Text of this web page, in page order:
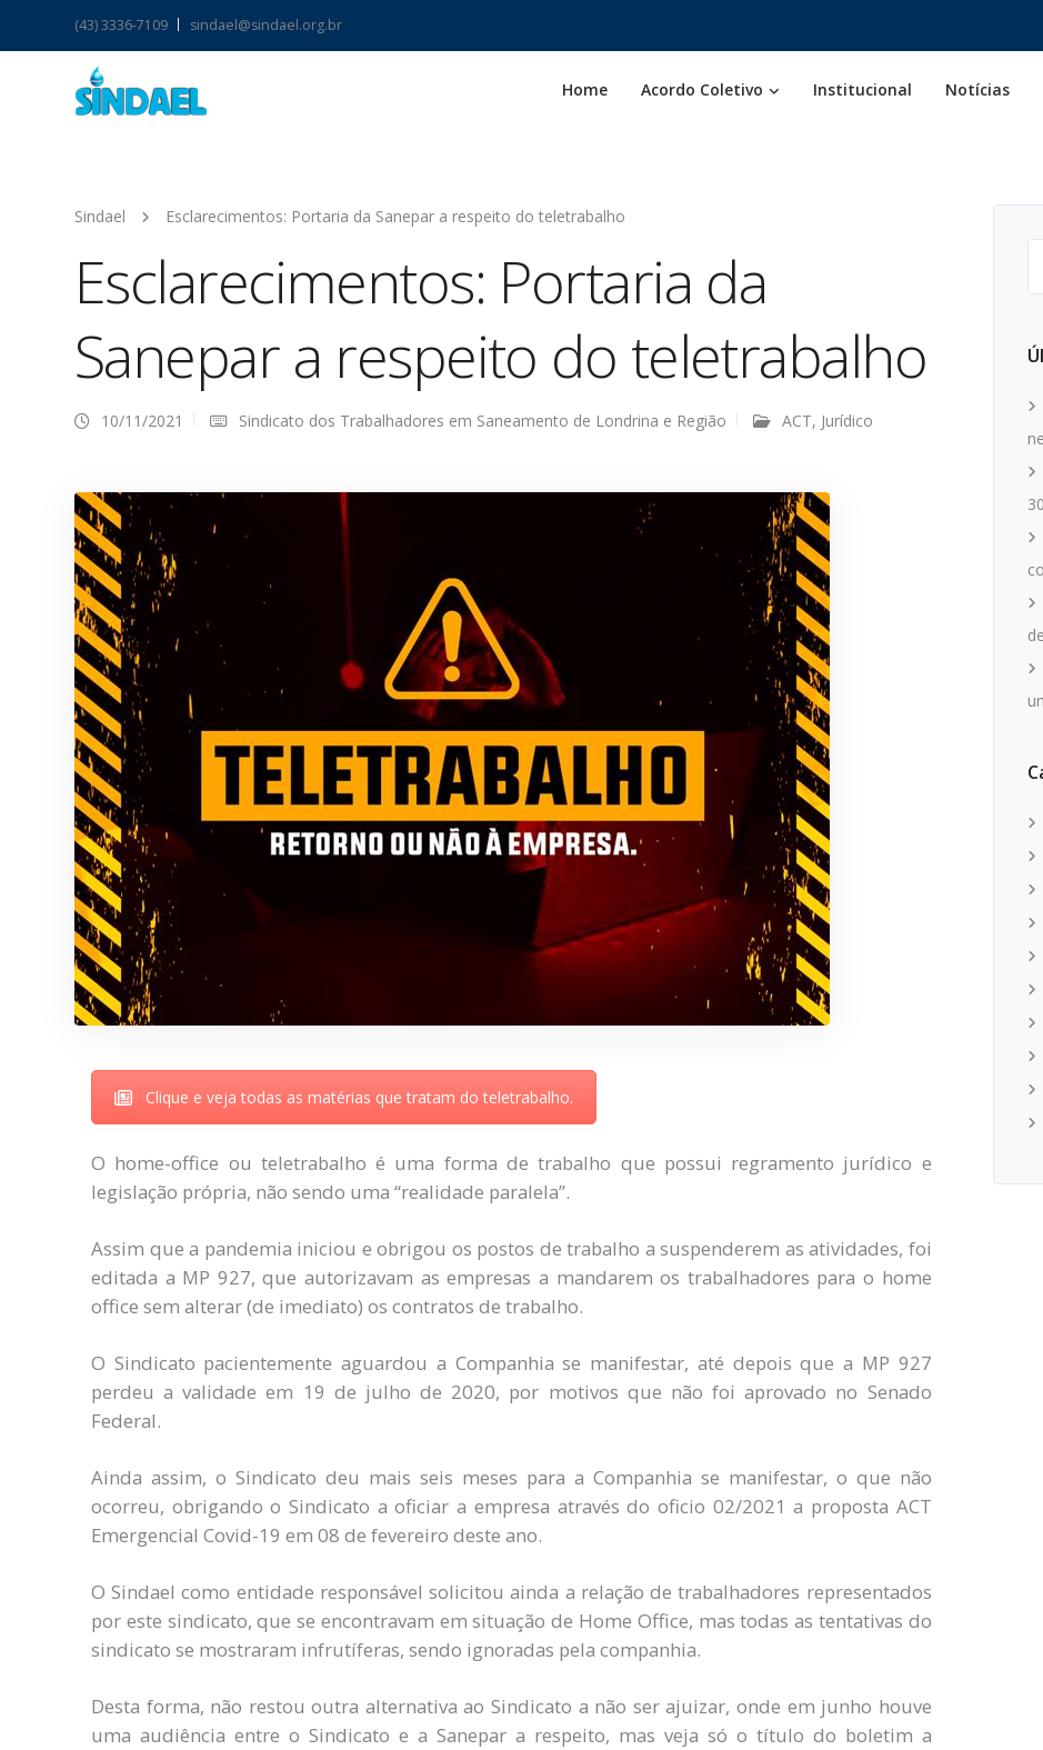
(43) 3336-7109 sindael@sindael.org.br
Home Acordo Coletivo Institucional Notícias
Sindael Esclarecimentos: Portaria da Sanepar a respeito do teletrabalho
Esclarecimentos: Portaria da
Sanepar a respeito do teletrabalho
10/11/2021 Sindicato dos Trabalhadores em Saneamento de Londrina e Região ACT, Jurídico
Clique e veja todas as matérias que tratam do teletrabalho.
O home-office ou teletrabalho é uma forma de trabalho que possui regramento jurídico e
legislação própria, não sendo uma “realidade paralela”.
Assim que a pandemia iniciou e obrigou os postos de trabalho a suspenderem as atividades, foi
editada a MP 927, que autorizavam as empresas a mandarem os trabalhadores para o home
office sem alterar (de imediato) os contratos de trabalho.
O Sindicato pacientemente aguardou a Companhia se manifestar, até depois que a MP 927
perdeu a validade em 19 de julho de 2020, por motivos que não foi aprovado no Senado
Federal.
Ainda assim, o Sindicato deu mais seis meses para a Companhia se manifestar, o que não
ocorreu, obrigando o Sindicato a oficiar a empresa através do oficio 02/2021 a proposta ACT
Emergencial Covid-19 em 08 de fevereiro deste ano.
O Sindael como entidade responsável solicitou ainda a relação de trabalhadores representados
por este sindicato, que se encontravam em situação de Home Office, mas todas as tentativas do
sindicato se mostraram infrutíferas, sendo ignoradas pela companhia.
Desta forma, não restou outra alternativa ao Sindicato a não ser ajuizar, onde em junho houve
uma audiência entre o Sindicato e a Sanepar a respeito, mas veja só o título do boletim a